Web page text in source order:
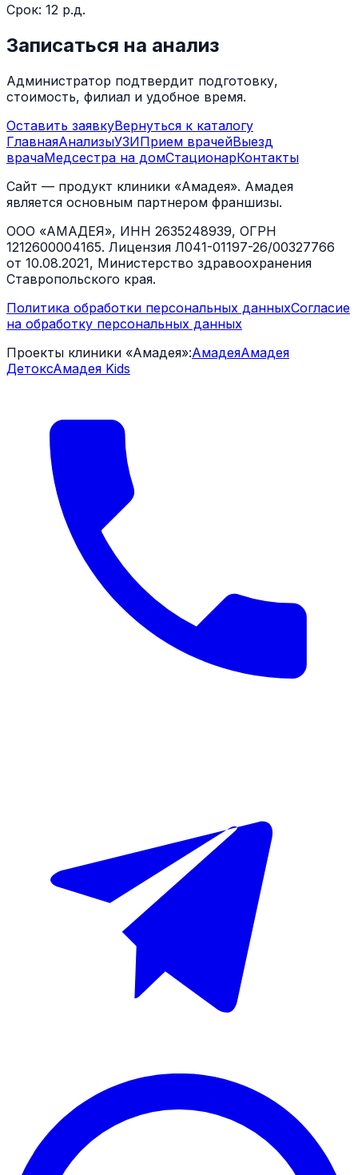
Срок: 12 р.д.
Записаться на анализ
Администратор подтвердит подготовку,
стоимость, филиал и удобное время.
Оставить заявкуВернуться к каталогу
ГлавнаяАнализыУЗИПрием врачейВыезд
врачаМедсестра на домСтационарКонтакты
Сайт — продукт клиники «Амадея». Амадея
является основным партнером франшизы.
ООО «АМАДЕЯ», ИНН 2635248939, ОГРН
1212600004165. Лицензия Л041-01197-26/00327766
от 10.08.2021, Министерство здравоохранения
Ставропольского края.
Политика обработки персональных данныхСогласие
на обработку персональных данных
Проекты клиники «Амадея»:АмадеяАмадея
ДетоксАмадея Kids